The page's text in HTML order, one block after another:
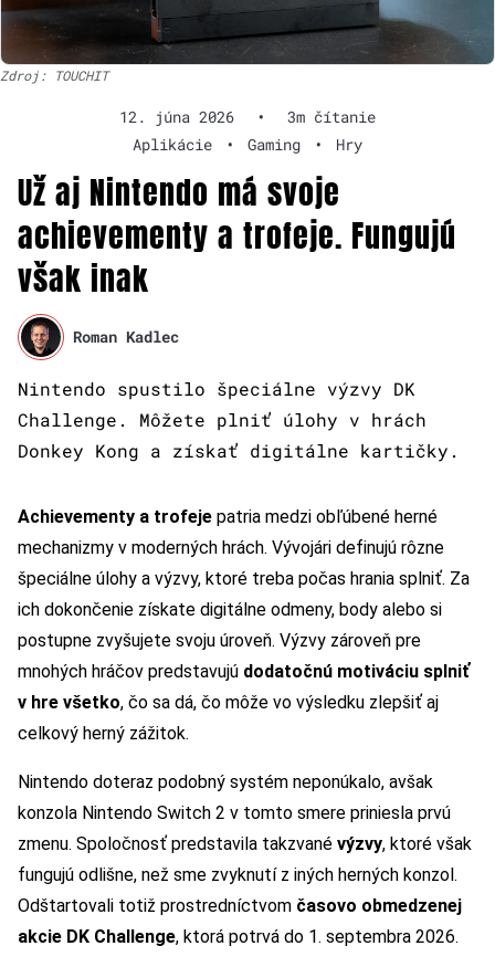
Zdroj: TOUCHIT
12. júna 2026 •
3m čítanie
Aplikácie
• Gaming • Hry
Už aj Nintendo má svoje
achievementy a trofeje. Fungujú
však inak
Roman Kadlec
Nintendo spustilo špeciálne výzvy DK
Challenge. Môžete plniť úlohy v hrách
Donkey Kong a získať digitálne kartičky.
Achievementy a trofeje patria medzi obľúbené herné
mechanizmy v moderných hrách. Vývojári definujú rôzne
špeciálne úlohy a výzvy, ktoré treba počas hrania splniť. Za
ich dokončenie získate digitálne odmeny, body alebo si
postupne zvyšujete svoju úroveň. Výzvy zároveň pre
mnohých hráčov predstavujú dodatočnú motiváciu splniť
v hre všetko, čo sa dá, čo môže vo výsledku zlepšiť aj
celkový herný zážitok.
Nintendo doteraz podobný systém neponúkalo, avšak
konzola Nintendo Switch 2 v tomto smere priniesla prvú
zmenu. Spoločnosť predstavila takzvané výzvy, ktoré však
fungujú odlišne, než sme zvyknutí z iných herných konzol.
Odštartovali totiž prostredníctvom časovo obmedzenej
akcie DK Challenge, ktorá potrvá do 1. septembra 2026.